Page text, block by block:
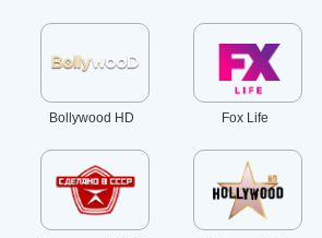
Bollywood HD Fox Life